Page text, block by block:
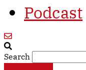
Podcast
Search